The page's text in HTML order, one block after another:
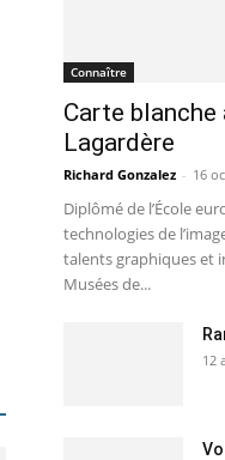
Connaître
Carte blanche
Lagardère
Richard Gonzalez - 16
Diplômé de l’École
technologies de
talents graphiques et
Musées de...
12